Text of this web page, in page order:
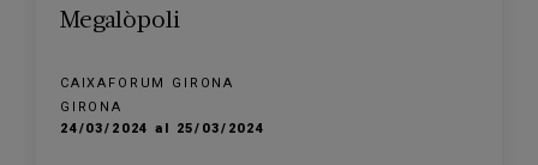
Megalòpoli
CAIXAFORUM GIRONA
GIRONA
24/03/2024 al 25/03/2024